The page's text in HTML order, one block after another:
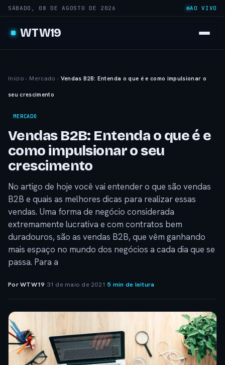
SÁBADO, 08 DE AGOSTO DE 2026 AO VIVO
WTW19
Início › Mercado › Vendas B2B: Entenda o que é e como impulsionar o
seu crescimento
MERCADO
Vendas B2B: Entenda o que é e
como impulsionar o seu
crescimento
No artigo de hoje você vai entender o que são vendas
B2B e quais as melhores dicas para realizar essas
vendas. Uma forma de negócio considerada
extremamente lucrativa e com contratos bem
duradouros, são as vendas B2B, que vêm ganhando
mais espaço no mundo dos negócios a cada dia que se
passa. Para a
Por WTW19· 31 de maio de 2021·5 min de leitura